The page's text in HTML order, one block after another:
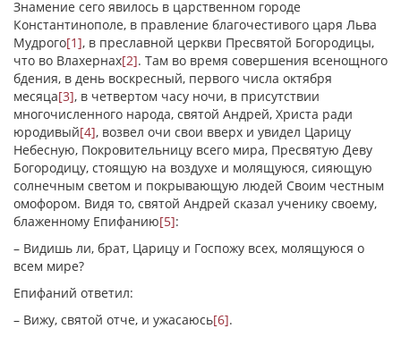
Знамение сего явилось в царственном городе
Константинополе, в правление благочестивого царя Льва
Мудрого[1], в преславной церкви Пресвятой Богородицы,
что во Влахернах[2]. Там во время совершения всенощного
бдения, в день воскресный, первого числа октября
месяца[3], в четвертом часу ночи, в присутствии
многочисленного народа, святой Андрей, Христа ради
юродивый[4], возвел очи свои вверх и увидел Царицу
Небесную, Покровительницу всего мира, Пресвятую Деву
Богородицу, стоящую на воздухе и молящуюся, сияющую
солнечным светом и покрывающую людей Своим честным
омофором. Видя то, святой Андрей сказал ученику своему,
блаженному Епифанию[5]:
– Видишь ли, брат, Царицу и Госпожу всех, молящуюся о
всем мире?
Епифаний ответил:
– Вижу, святой отче, и ужасаюсь[6].